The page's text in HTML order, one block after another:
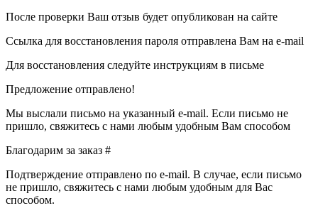
После проверки Ваш отзыв будет опубликован на сайте
Ссылка для восстановления пароля отправлена Вам на e‑mail
Для восстановления следуйте инструкциям в письме
Предложение отправлено!
Мы выслали письмо на указанный e‑mail. Если письмо не
пришло, свяжитесь с нами любым удобным Вам способом
Благодарим за заказ #
Подтверждение отправлено по e‑mail. В случае, если письмо
не пришло, свяжитесь с нами любым удобным для Вас
способом.